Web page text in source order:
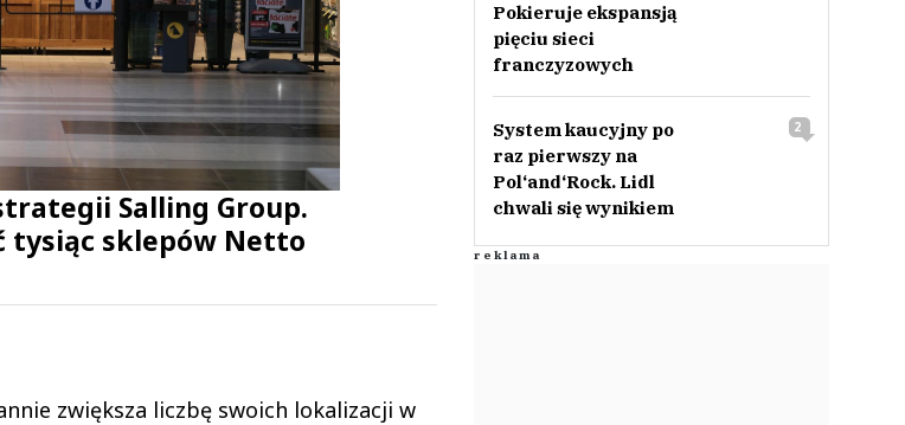
Salling Group.
tysiąc sklepów Netto
zwiększa liczbę swoich lokalizacji w
Pokieruje ekspansją
pięciu sieci
franczyzowych
System kaucyjny po
raz pierwszy na
Pol‘and‘Rock. Lidl
chwali się wynikiem
2